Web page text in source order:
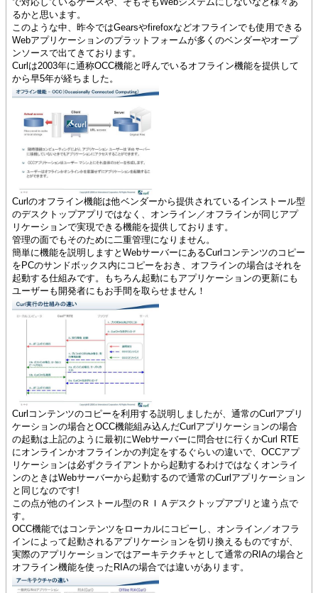
るかと思います。
このような中、昨今ではGearsやfirefoxなどオフラインでも使用できる
Webアプリケーションのプラットフォームが多くのベンダーやオープ
ンソースで出てきております。
Curlは2003年に通称OCC機能と呼んでいるオフライン機能を提供して
から早5年が経ちました。
Curlのオフライン機能は他ベンダーから提供されているインストール型
のデスクトップアプリではなく、オンライン／オフラインが同じアプ
リケーションで実現できる機能を提供しております。
管理の面でもそのために二重管理になりません。
簡単に機能を説明しますとWebサーバーにあるCurlコンテンツのコピー
をPCのサンドボックス内にコピーをおき、オフラインの場合はそれを
起動する仕組みです。もちろん起動にもアプリケーションの更新にも
ユーザーも開発者にもお手間を取らせません！
Curlコンテンツのコピーを利用する説明しましたが、通常のCurlアプリ
ケーションの場合とOCC機能組み込んだCurlアプリケーションの場合
の起動は上記のように最初にWebサーバーに問合せに行くかCurl RTE
にオンラインかオフラインかの判定をするぐらいの違いで、OCCアプ
リケーションは必ずクライアントから起動するわけではなくオンライ
ンのときはWebサーバーから起動するので通常のCurlアプリケーション
と同じなのです!
この点が他のインストール型のＲＩＡデスクトップアプリと違う点で
す。
OCC機能ではコンテンツをローカルにコピーし、オンライン／オフラ
インによって起動されるアプリケーションを切り換えるものですが、
実際のアプリケーションではアーキテクチャとして通常のRIAの場合と
オフライン機能を使ったRIAの場合では違いがあります。